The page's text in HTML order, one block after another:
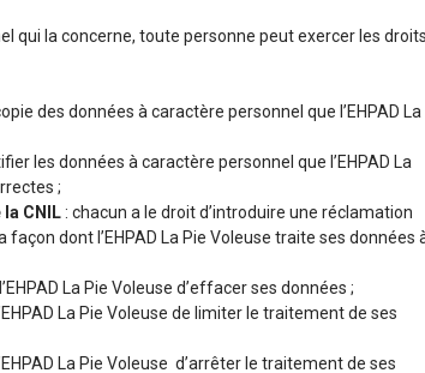
qui la concerne, toute personne peut exercer les droits
des données à caractère personnel que l’EHPAD La
les données à caractère personnel que l’EHPAD La
;
CNIL: chacun a le droit d’introduire une réclamation
façon dont l’EHPAD La Pie Voleuse traite ses données
La Pie Voleuse d’effacer ses données ;
La Pie Voleuse de limiter le traitement de ses
La Pie Voleuse d’arrêter le traitement de ses